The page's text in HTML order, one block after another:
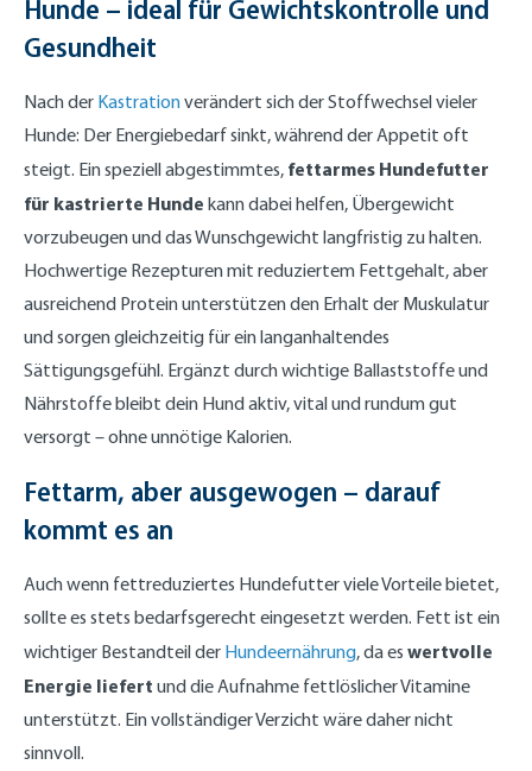
Hunde – ideal für Gewichtskontrolle und
Gesundheit
Nach der Kastrationverändert sich der Stoffwechsel vieler
Hunde: Der Energiebedarf sinkt, während der Appetit oft
steigt. Ein speziell abgestimmtes, fettarmes Hundefutter
für kastrierte Hunde kann dabei helfen, Übergewicht
vorzubeugen und das Wunschgewicht langfristig zu halten.
Hochwertige Rezepturen mit reduziertem Fettgehalt, aber
ausreichend Protein unterstützen den Erhalt der Muskulatur
und sorgen gleichzeitig für ein langanhaltendes
Sättigungsgefühl. Ergänzt durch wichtige Ballaststoffe und
Nährstoffe bleibt dein Hund aktiv, vital und rundum gut
versorgt – ohne unnötige Kalorien.
Fettarm, aber ausgewogen – darauf
kommt es an
Auch wenn fettreduziertes Hundefutter viele Vorteile bietet,
sollte es stets bedarfsgerecht eingesetzt werden. Fett ist ein
wichtiger Bestandteil der Hundeernährung, da es wertvolle
Energie liefert und die Aufnahme fettlöslicher Vitamine
unterstützt. Ein vollständiger Verzicht wäre daher nicht
sinnvoll.